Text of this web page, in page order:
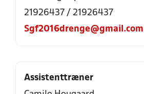
21926437 / 21926437
Sgf2016drenge@gmail.com
Assistenttræner